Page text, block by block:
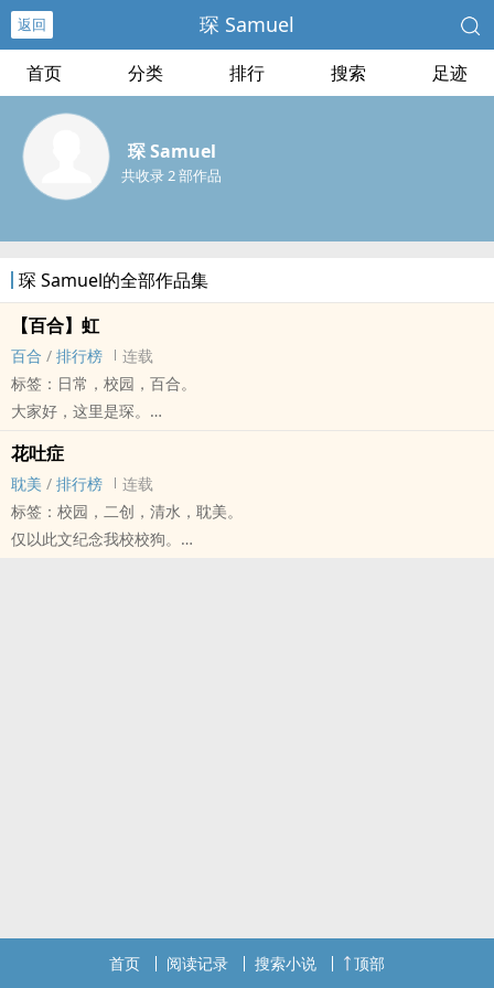
返回 琛 Samuel
首页 分类 排行 搜索 足迹
琛 Samuel
共收录 2 部作品
琛 Samuel的全部作品集
【百合】虹
百合 / 排行榜
连载
标签：日常，校园，百合。
大家好，这里是琛。
有正在与生活奋斗的人一点力量。
生而为人，你/妳没有罪。
花吐症
耽美 / 排行榜
连载
标签：校园，二创，清水，耽美。
仅以此文纪念我校校狗。
首页 阅读记录 搜索小说 顶部